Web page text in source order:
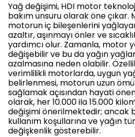
Yağ değişimi, HDI motor
bakım unsuru olarak öne çıkar.
motorun iç bileşenlerini
azaltır, aşınmayı önler ve
yardımcı olur. Zamanla, motor
değişebilir ve bu da yağın
azalmasına neden olabilir.
verimlilikli motorlarda, uygun
belirlenmesi, motorun uzun
sağlamak açısından hayati
olarak, her 10.000 ila 15.000
değişimi önerilmektedir; ancak
kullanım koşullarına ve yağın
değişkenlik gösterebilir.